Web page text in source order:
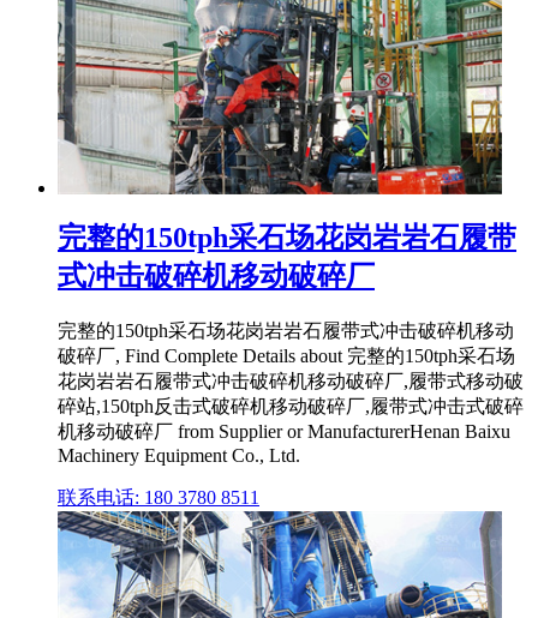
完整的150tph采石场花岗岩岩石履带
式冲击破碎机移动破碎厂
完整的150tph采石场花岗岩岩石履带式冲击破碎机移动
破碎厂, Find Complete Details about 完整的150tph采石场
花岗岩岩石履带式冲击破碎机移动破碎厂,履带式移动破
碎站,150tph反击式破碎机移动破碎厂,履带式冲击式破碎
机移动破碎厂 from Supplier or ManufacturerHenan Baixu
Machinery Equipment Co., Ltd.
联系电话: 180 3780 8511